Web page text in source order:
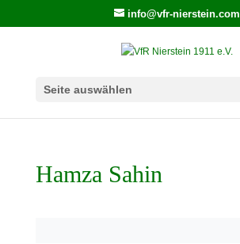
info@vfr-nierstein.com
Seite auswählen
Hamza Sahin